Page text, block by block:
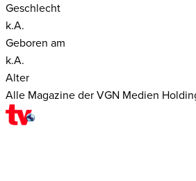
Geschlecht
k.A.
Geboren am
k.A.
Alter
Alle Magazine der VGN Medien